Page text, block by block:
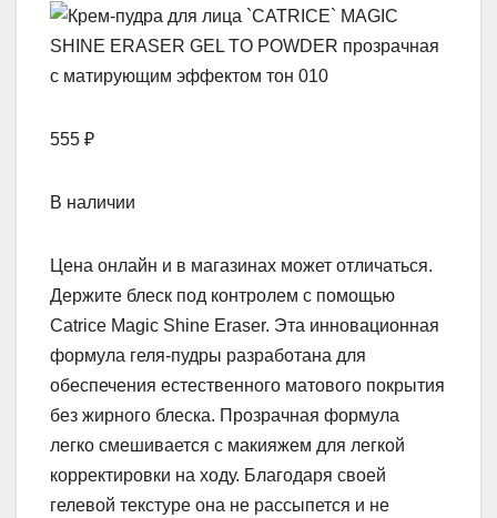
555 ₽
В наличии
Цена онлайн и в магазинах может отличаться.
Держите блеск под контролем с помощью
Catrice Magic Shine Eraser. Эта инновационная
формула геля-пудры разработана для
обеспечения естественного матового покрытия
без жирного блеска. Прозрачная формула
легко смешивается с макияжем для легкой
корректировки на ходу. Благодаря своей
гелевой текстуре она не рассыпется и не